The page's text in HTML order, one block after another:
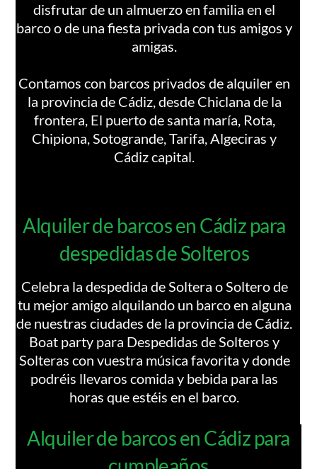
disfrutar de un almuerzo en familia en el
barco o de una fiesta privada con tus amigos y
amigas.
Contamos con barcos privados de alquiler en
la provincia de Cádiz, desde Chiclana de la
frontera, El puerto de santa maría, Rota,
Chipiona, Sotogrande, Tarifa, Algeciras y
Cádiz capital.
Alquiler de barcos en Cádiz para
despedidas de Solteros
Celebra la despedida de Soltera o Soltero de
tu mejor amigo alquilando un barco en alguna
de nuestras ciudades de la provincia de Cádiz.
Boat party para Despedidas de Solteros y
Solteras con vuestra música favorita y donde
podréis llevaros comida y bebida para las
horas que estéis en el barco.
Alquiler de barcos en Cádiz para